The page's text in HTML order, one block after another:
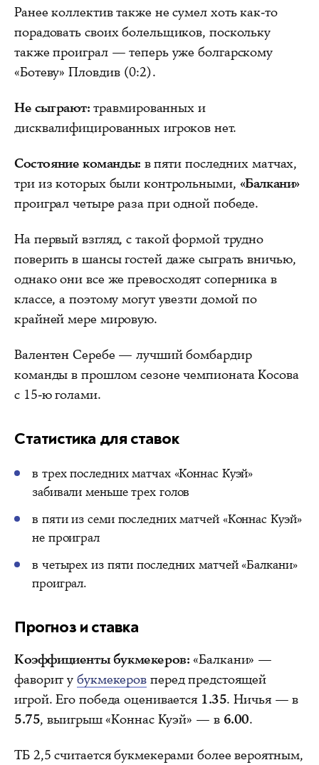
Ранее коллектив также не сумел хоть как-то
порадовать своих болельщиков, поскольку
также проиграл — теперь уже болгарскому
«Ботеву» Пловдив (0:2).
Не сыграют: травмированных и
дисквалифицированных игроков нет.
Состояние команды: в пяти последних матчах,
три из которых были контрольными, «Балкани»
проиграл четыре раза при одной победе.
На первый взгляд, с такой формой трудно
поверить в шансы гостей даже сыграть вничью,
однако они все же превосходят соперника в
классе, а поэтому могут увезти домой по
крайней мере мировую.
Валентен Серебе — лучший бомбардир
команды в прошлом сезоне чемпионата Косова
с 15-ю голами.
Статистика для ставок
в трех последних матчах «Коннас Куэй»
забивали меньше трех голов
в пяти из семи последних матчей «Коннас Куэй»
не проиграл
в четырех из пяти последних матчей «Балкани»
проиграл.
Прогноз и ставка
Коэффициенты букмекеров: «Балкани» —
фаворит у букмекеров перед предстоящей
игрой. Его победа оценивается 1.35. Ничья — в
5.75, выигрыш «Коннас Куэй» — в 6.00.
ТБ 2,5 считается букмекерами более вероятным,